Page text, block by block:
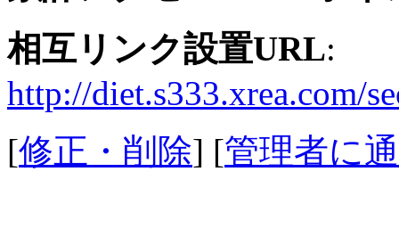
相互リンク設置URL:
http://diet.s333.xrea.com/
[修正・削除] [管理者に